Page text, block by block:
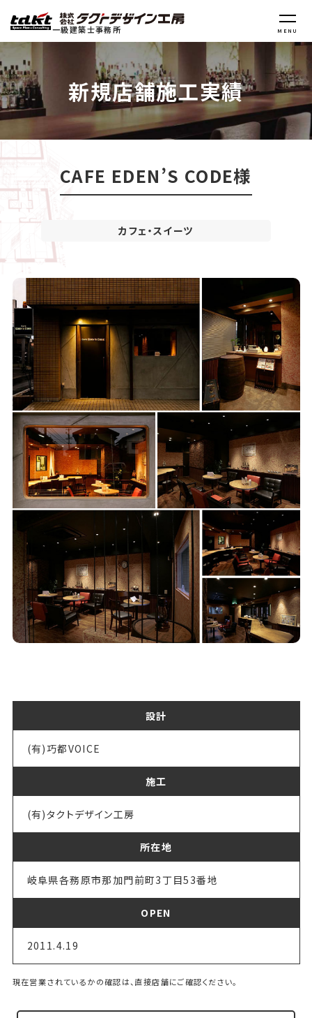
一級建築士事務所 MENU
新規店舗施工実績
CAFE EDEN’S CODE様
カフェ・スイーツ
設計
(有)巧都VOICE
施工
(有)タクトデザイン工房
所在地
岐阜県各務原市那加門前町3丁目53番地
OPEN
2011.4.19
現在営業されているかの確認は、直接店舗にご確認ください。